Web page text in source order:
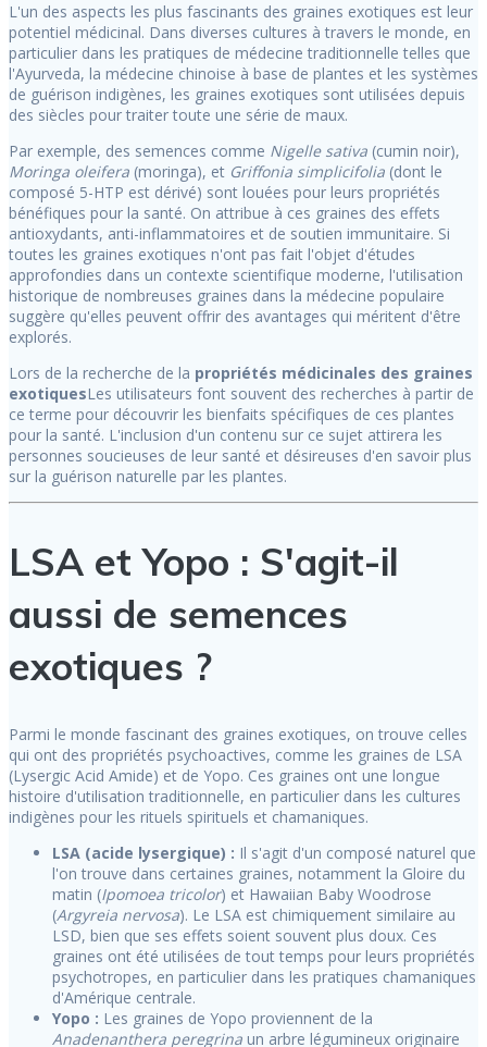
L'un des aspects les plus fascinants des graines exotiques est leur
potentiel médicinal. Dans diverses cultures à travers le monde, en
particulier dans les pratiques de médecine traditionnelle telles que
l'Ayurveda, la médecine chinoise à base de plantes et les systèmes
de guérison indigènes, les graines exotiques sont utilisées depuis
des siècles pour traiter toute une série de maux.
Par exemple, des semences comme Nigelle sativa (cumin noir),
Moringa oleifera (moringa), et Griffonia simplicifolia (dont le
composé 5-HTP est dérivé) sont louées pour leurs propriétés
bénéfiques pour la santé. On attribue à ces graines des effets
antioxydants, anti-inflammatoires et de soutien immunitaire. Si
toutes les graines exotiques n'ont pas fait l'objet d'études
approfondies dans un contexte scientifique moderne, l'utilisation
historique de nombreuses graines dans la médecine populaire
suggère qu'elles peuvent offrir des avantages qui méritent d'être
explorés.
Lors de la recherche de la propriétés médicinales des graines
exotiquesLes utilisateurs font souvent des recherches à partir de
ce terme pour découvrir les bienfaits spécifiques de ces plantes
pour la santé. L'inclusion d'un contenu sur ce sujet attirera les
personnes soucieuses de leur santé et désireuses d'en savoir plus
sur la guérison naturelle par les plantes.
LSA et Yopo : S'agit-il
aussi de semences
exotiques ?
Parmi le monde fascinant des graines exotiques, on trouve celles
qui ont des propriétés psychoactives, comme les graines de LSA
(Lysergic Acid Amide) et de Yopo. Ces graines ont une longue
histoire d'utilisation traditionnelle, en particulier dans les cultures
indigènes pour les rituels spirituels et chamaniques.
LSA (acide lysergique) : Il s'agit d'un composé naturel que
l'on trouve dans certaines graines, notamment la Gloire du
matin (Ipomoea tricolor) et Hawaiian Baby Woodrose
(Argyreia nervosa). Le LSA est chimiquement similaire au
LSD, bien que ses effets soient souvent plus doux. Ces
graines ont été utilisées de tout temps pour leurs propriétés
psychotropes, en particulier dans les pratiques chamaniques
d'Amérique centrale.
Yopo : Les graines de Yopo proviennent de la
Anadenanthera peregrina un arbre légumineux originaire